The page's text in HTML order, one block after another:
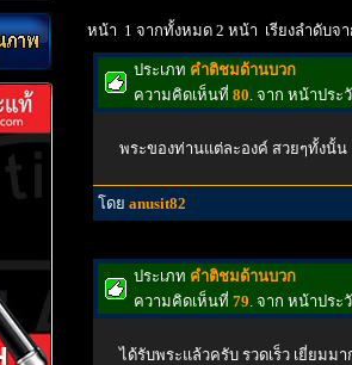
หน้า 1 จากทั้งหมด 2 หน้า เรียงลำดับจา
ประเภท คำติชมด้านบวก
ความคิดเห็นที่ 80. จาก หน้าประ
พระของท่านแต่ละองค์ สวยๆทั้งนั้
โดย anusit82
ประเภท คำติชมด้านบวก
ความคิดเห็นที่ 79. จาก หน้าประ
ได้รับพระแล้วครับ รวดเร็ว เยี่ยมม